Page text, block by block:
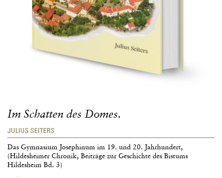
Im Schatten des Domes.
JULIUS SEITERS
Das Gymnasium Josephinum im 19. und 20. Jahrhundert,
(Hildesheimer Chronik, Beiträge zur Geschichte des Bistums
Hildesheim Bd. 3)